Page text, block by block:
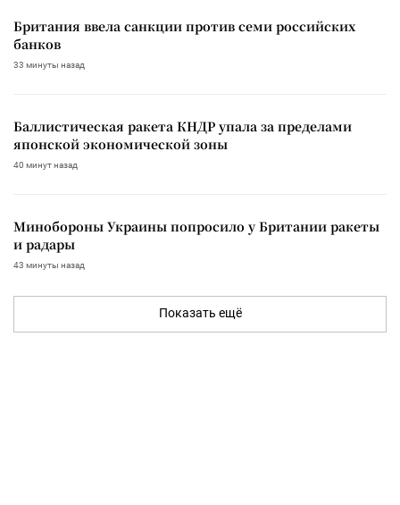
Британия ввела санкции против семи российских
банков
33 минуты назад
Баллистическая ракета КНДР упала за пределами
японской экономической зоны
40 минут назад
Минобороны Украины попросило у Британии ракеты
и радары
43 минуты назад
Показать ещё